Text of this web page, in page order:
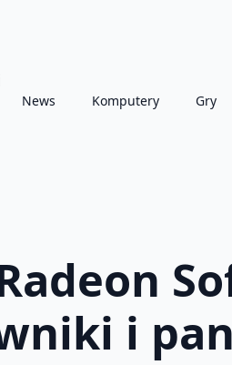
News Komputery Gry
i